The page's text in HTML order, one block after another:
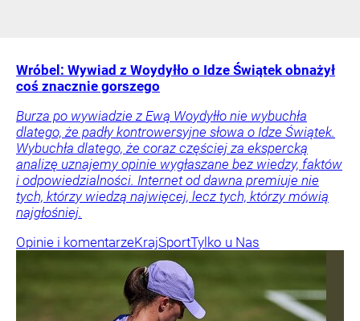
Wróbel: Wywiad z Woydyłło o Idze Świątek obnażył
coś znacznie gorszego
Burza po wywiadzie z Ewą Woydyłło nie wybuchła
dlatego, że padły kontrowersyjne słowa o Idze Świątek.
Wybuchła dlatego, że coraz częściej za ekspercką
analizę uznajemy opinie wygłaszane bez wiedzy, faktów
i odpowiedzialności. Internet od dawna premiuje nie
tych, którzy wiedzą najwięcej, lecz tych, którzy mówią
najgłośniej.
Opinie i komentarzeKrajSportTylko u Nas